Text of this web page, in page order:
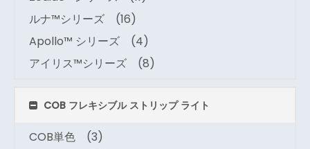
ルナ™シリーズ
(16)
Apollo™ シリーズ
(4)
アイリス™シリーズ
(8)
COB フレキシブル ストリップ ライト
COB単色
(3)